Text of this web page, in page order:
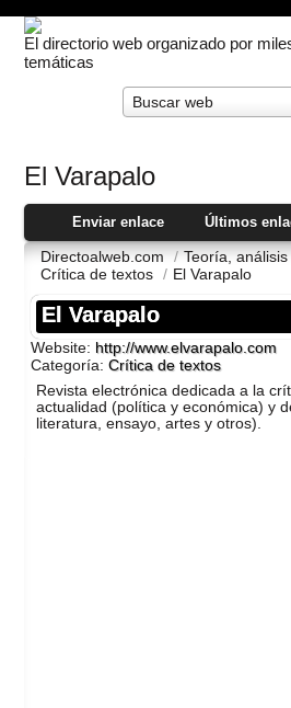
El directorio web organizado por
temáticas
Buscar web
El Varapalo
Enviar enlace Últimos
Directoalweb.com / Teorí­a,
Crí­tica de textos / El Varapalo
El Varapalo
Website: http://www.elvarapalo.com
Categoría:Crí­tica de textos
Revista electrónica dedicada a la
actualidad (polí­tica y económica) y
literatura, ensayo, artes y otros).